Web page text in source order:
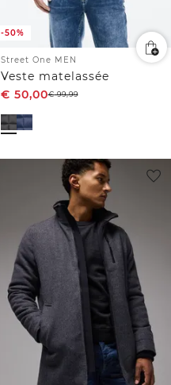
-50%
Street One MEN
Veste matelassée
€ 50,00€99,99